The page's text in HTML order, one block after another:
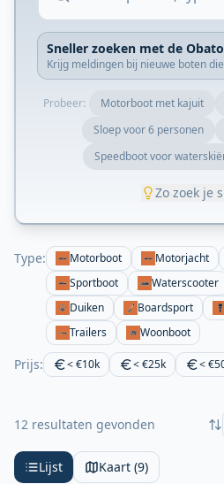
Krijg meldingen bij nieuwe boten die
matchen met je zoekopdracht.
Probeer: Motorboot met kajuit
Sloep voor 6 personen
Speedboot voor
Zo zoek je
Type: Motorboot Motorjacht
Sportboot
Waterscooter
Duiken
Boardsport
Trailers
Woonboot
Prijs: < €10k < €25k <
12 resultaten gevonden
Lijst Kaart (9)